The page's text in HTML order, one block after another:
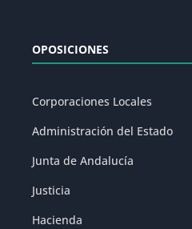
OPOSICIONES
Corporaciones Locales
Administración del Estado
Junta de Andalucía
Justicia
Hacienda